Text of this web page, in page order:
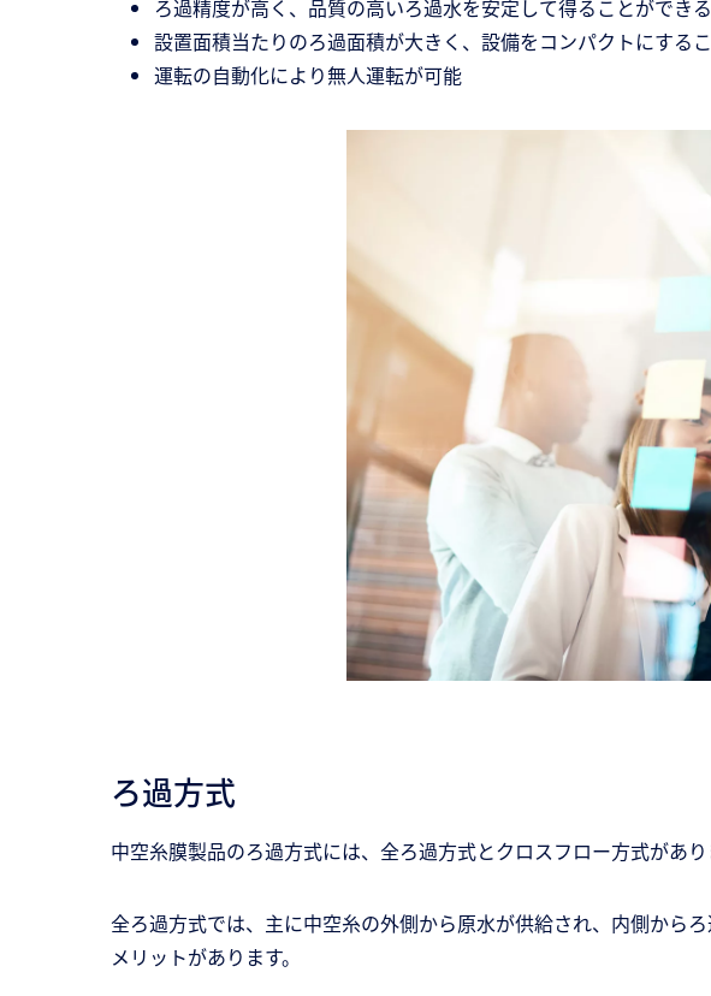
ろ過精度が高く、品質の高いろ過水を安定して得ることができる
設置面積当たりのろ過面積が大きく、設備をコンパクトにする
運転の自動化により無人運転が可能
ろ過方式
中空糸膜製品のろ過方式には、全ろ過方式とクロスフロー方式があり
全ろ過方式では、主に中空糸の外側から原水が供給され、内側から
メリットがあります。